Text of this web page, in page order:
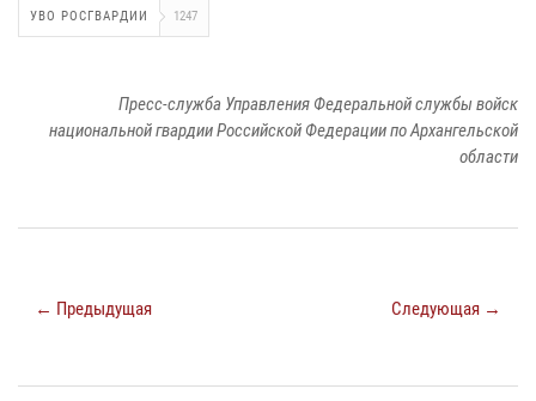
УВО РОСГВАРДИИ 1247
Пресс-служба Управления Федеральной службы войск
национальной гвардии Российской Федерации по Архангельской
области
← Предыдущая Следующая →